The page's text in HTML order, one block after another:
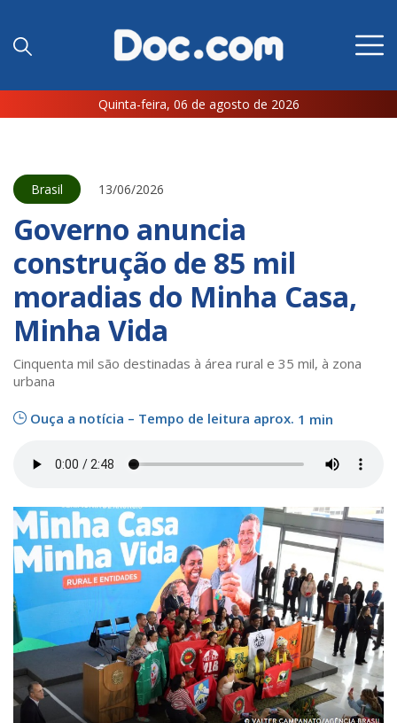
Quinta-feira, 06 de agosto de 2026
Brasil 13/06/2026
Governo anuncia
construção de 85 mil
moradias do Minha Casa,
Minha Vida
Cinquenta mil são destinadas à área rural e 35 mil, à zona
urbana
Ouça a notícia – Tempo de leitura aprox. 1 min